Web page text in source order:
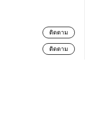
ติดตาม
ติดตาม